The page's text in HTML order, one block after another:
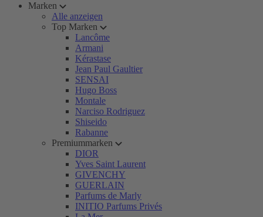
Marken
Alle anzeigen
Top Marken
Lancôme
Armani
Kérastase
Jean Paul Gaultier
SENSAI
Hugo Boss
Montale
Narciso Rodriguez
Shiseido
Rabanne
Premiummarken
DIOR
Yves Saint Laurent
GIVENCHY
GUERLAIN
Parfums de Marly
INITIO Parfums Privés